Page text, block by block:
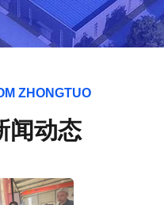
ZHONGTUO
闻动态